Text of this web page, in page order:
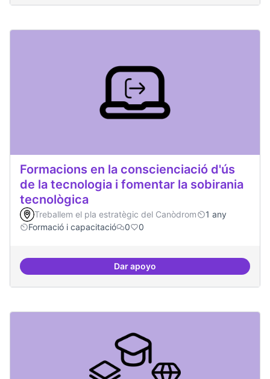
Formacions en la conscienciació d'ús
de la tecnologia i fomentar la sobirania
tecnològica
Treballem el pla estratègic del Canòdrom
1 any
Formació i capacitació
0 0
Dar apoyoFormacions en la